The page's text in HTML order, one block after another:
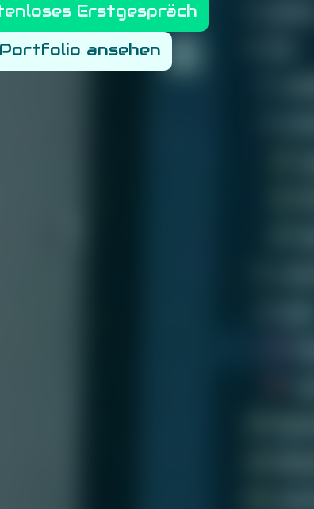
Erstgespräch
Portfolio ansehen